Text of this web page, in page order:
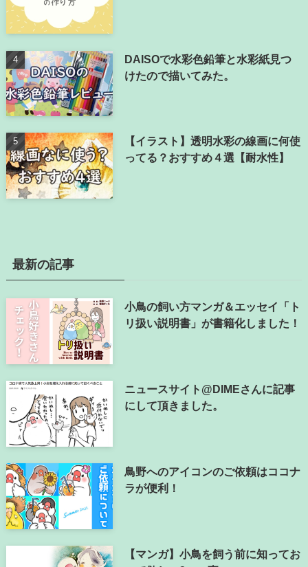
DAISOで水彩色鉛筆と水彩紙見つ
けたので描いてみた。
【イラスト】透明水彩の線画に何使
ってる？おすすめ４選【耐水性】
最新の記事
小鳥の飼い方マンガ＆エッセイ「ト
リ扱い説明書」が書籍化しました！
ニュースサイト@DIMEさんに記事
にして頂きました。
鳥野へのアイコンのご依頼はココナ
ラが便利！
【マンガ】小鳥を飼う前に知ってお